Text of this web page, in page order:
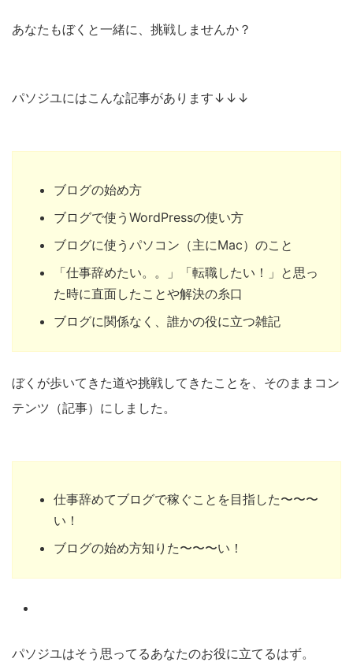
あなたもぼくと一緒に、挑戦しませんか？
パソジユにはこんな記事があります↓↓↓
ブログの始め方
ブログで使うWordPressの使い方
ブログに使うパソコン（主にMac）のこと
「仕事辞めたい。。」「転職したい！」と思っ
た時に直面したことや解決の糸口
ブログに関係なく、誰かの役に立つ雑記
ぼくが歩いてきた道や挑戦してきたことを、そのままコン
テンツ（記事）にしました。
仕事辞めてブログで稼ぐことを目指した〜〜〜
い！
ブログの始め方知りた〜〜〜い！
パソジユはそう思ってるあなたのお役に立てるはず。